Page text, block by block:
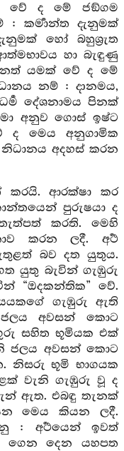
වේ ද මේ ජඞ්ගම
කර්‍මාන්ත දැනුමක්
හෝ බහුශ්‍රැත
හා බැඳුණු
යමක් වේ ද මේ
නම් : දානමය,
දේශනාමය පිනක්
අනුව ගොස් ඉෂ්ට
ද මෙය අනුගාමික
නිධානය අදහස් කරන
ආරක්ෂා කර
පුරුෂයා ද
කරති. මෙහි
කරන ලදී. අර්‍ථ
බව දත යුතුය.
යුතු බැවින් ගැඹුරු
“ඔදකන්තික” වේ.
ගැඹුරු ඇති
අවසන් කොට
සහිත භූමියක එක්
ජලය අවසන් කොට
නිසරු භූමි භාගයක
වැනි ගැඹුරු වූ ද
ඇත. එබඳු තැනක්
මෙය කියන ලදී.
: අර්‍ථයෙන් ඉවත්
ගෙන දෙන යහපත